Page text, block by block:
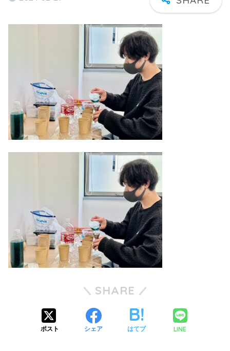
SHARE
ポスト シェア はてブ LINE